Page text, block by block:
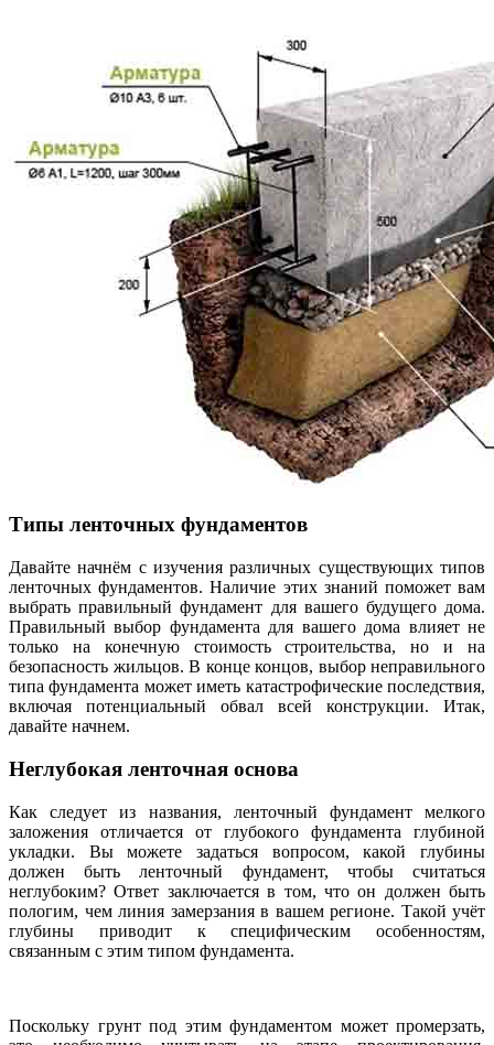
Типы ленточных фундаментов
Давайте начнём с изучения различных существующих типов
ленточных фундаментов. Наличие этих знаний поможет вам
выбрать правильный фундамент для вашего будущего дома.
Правильный выбор фундамента для вашего дома влияет не
только на конечную стоимость строительства, но и на
безопасность жильцов. В конце концов, выбор неправильного
типа фундамента может иметь катастрофические последствия,
включая потенциальный обвал всей конструкции. Итак,
давайте начнем.
Неглубокая ленточная основа
Как следует из названия, ленточный фундамент мелкого
заложения отличается от глубокого фундамента глубиной
укладки. Вы можете задаться вопросом, какой глубины
должен быть ленточный фундамент, чтобы считаться
неглубоким? Ответ заключается в том, что он должен быть
пологим, чем линия замерзания в вашем регионе. Такой учёт
глубины приводит к специфическим особенностям,
связанным с этим типом фундамента.
Поскольку грунт под этим фундаментом может промерзать,